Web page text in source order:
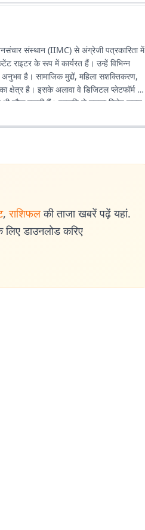
संस्थान (IIMC) से अंग्रेजी पत्रकारिता में
राइटर के रूप में कार्यरत हैं। उन्हें विभिन्न
अनुभव है। सामाजिक मुद्दों, महिला सशक्तिकरण,
क्षेत्र है। इसके अलावा वे डिजिटल प्लेटफॉर्म के
भी शौक रखती हैं। प्रकृति से उनका विशेष लगाव
समाज में सकारात्मक बदलाव का माध्यम बन
, राशिफल की ताजा खबरें पढ़ें यहां.
डाउनलोड करिए